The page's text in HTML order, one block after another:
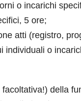
o incarichi
5 ore;
atti (registro,
individuali o
della